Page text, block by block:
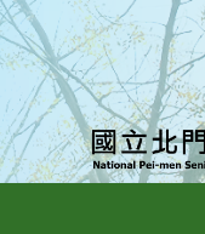
跳
轉
主
要
內